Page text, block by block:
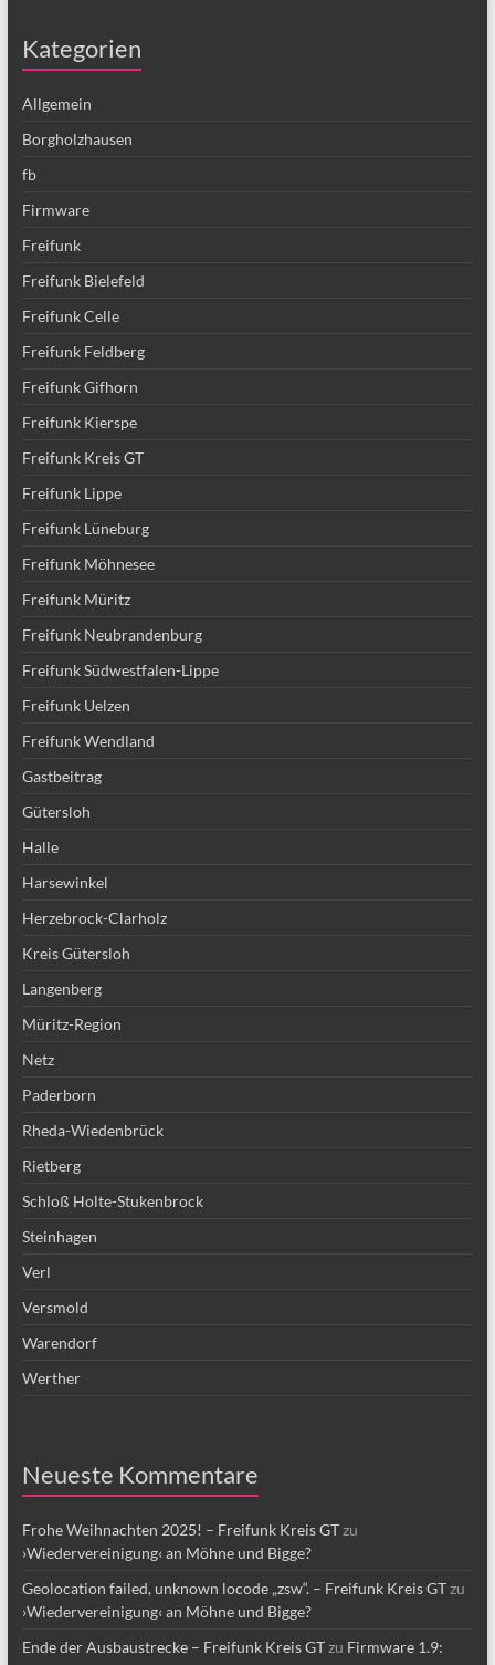
Kategorien
Allgemein
Borgholzhausen
fb
Firmware
Freifunk
Freifunk Bielefeld
Freifunk Celle
Freifunk Feldberg
Freifunk Gifhorn
Freifunk Kierspe
Freifunk Kreis GT
Freifunk Lippe
Freifunk Lüneburg
Freifunk Möhnesee
Freifunk Müritz
Freifunk Neubrandenburg
Freifunk Südwestfalen-Lippe
Freifunk Uelzen
Freifunk Wendland
Gastbeitrag
Gütersloh
Halle
Harsewinkel
Herzebrock-Clarholz
Kreis Gütersloh
Langenberg
Müritz-Region
Netz
Paderborn
Rheda-Wiedenbrück
Rietberg
Schloß Holte-Stukenbrock
Steinhagen
Verl
Versmold
Warendorf
Werther
Neueste Kommentare
Frohe Weihnachten 2025! – Freifunk Kreis GTzu
›Wiedervereinigung‹ an Möhne und Bigge?
Geolocation failed, unknown locode „zsw“. – Freifunk Kreis GTzu
›Wiedervereinigung‹ an Möhne und Bigge?
Ende der Ausbaustrecke – Freifunk Kreis GTzu Firmware 1.9: